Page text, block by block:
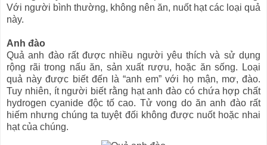
Với người bình thường, không nên ăn, nuốt hạt các loại quả
này.
Anh đào
Quả anh đào rất được nhiều người yêu thích và sử dụng
rộng rãi trong nấu ăn, sản xuất rượu, hoặc ăn sống. Loại
quả này được biết đến là “anh em” với họ mận, mơ, đào.
Tuy nhiên, ít người biết rằng hạt anh đào có chứa hợp chất
hydrogen cyanide độc tố cao. Tử vong do ăn anh đào rất
hiếm nhưng chúng ta tuyệt đối không được nuốt hoặc nhai
hạt của chúng.